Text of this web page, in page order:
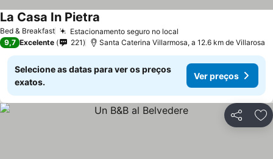
Bed & Breakfast Estacionamento seguro no local
La Casa In Pietra
9,7 Excelente 221 Santa Caterina Villarmosa, a 12.6 km de Villarosa
Selecione as datas para ver os preços
exatos.
Ver preços
Partilhar